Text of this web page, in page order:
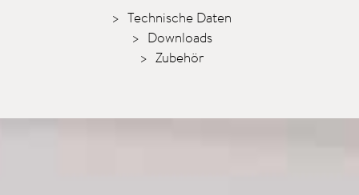
Technische Daten
Downloads
Zubehör